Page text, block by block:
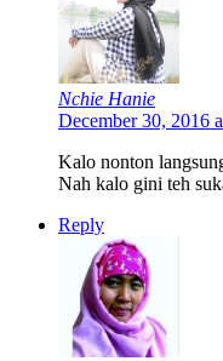
Nchie Hanie
December 30, 2016
Kalo nonton
Nah kalo gini teh
Reply